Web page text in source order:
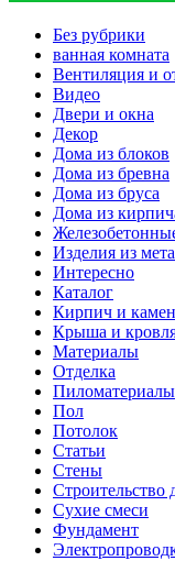
Без рубрики
ванная комната
Вентиляция и
Видео
Двери и окна
Декор
Дома из блоков
Дома из бревна
Дома из бруса
Дома из
Изделия из
Интересно
Каталог
Кирпич и
Крыша и
Материалы
Отделка
Пиломатериалы
Пол
Потолок
Статьи
Стены
Строительство
Сухие смеси
Фундамент